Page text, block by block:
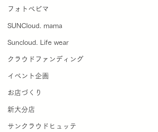
フォトベビマ
SUNCloud. mama
Suncloud. Life wear
クラウドファンディング
イベント企画
お店づくり
新大分店
サンクラウドヒュッテ